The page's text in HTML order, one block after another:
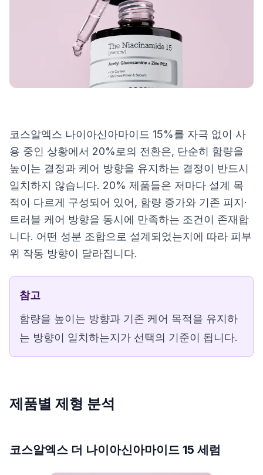
Login
코스알엑스 나이아신아마이드 15%를 자극 없이 사
용 중인 상황에서 20%로의 전환은, 단순히 함량을
높이는 결정과 케어 방향을 유지하는 결정이 반드시
일치하지 않습니다. 20% 제품들은 저마다 설계 목
적이 다르게 구성되어 있어, 함량 증가와 기존 피지·
트러블 케어 방향을 동시에 만족하는 조건이 존재합
니다. 어떤 성분 조합으로 설계되었는지에 따라 피부
위 작동 방향이 달라집니다.
참고
함량을 높이는 방향과 기존 케어 목적을 유지하
는 방향이 일치하는지가 선택의 기준이 됩니다.
제품별 제형 분석
코스알엑스 더 나이아신아마이드 15 세럼